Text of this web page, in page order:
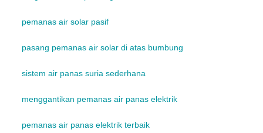
pemanas air solar pasif
pasang pemanas air solar di atas bumbung
sistem air panas suria sederhana
menggantikan pemanas air panas elektrik
pemanas air panas elektrik terbaik